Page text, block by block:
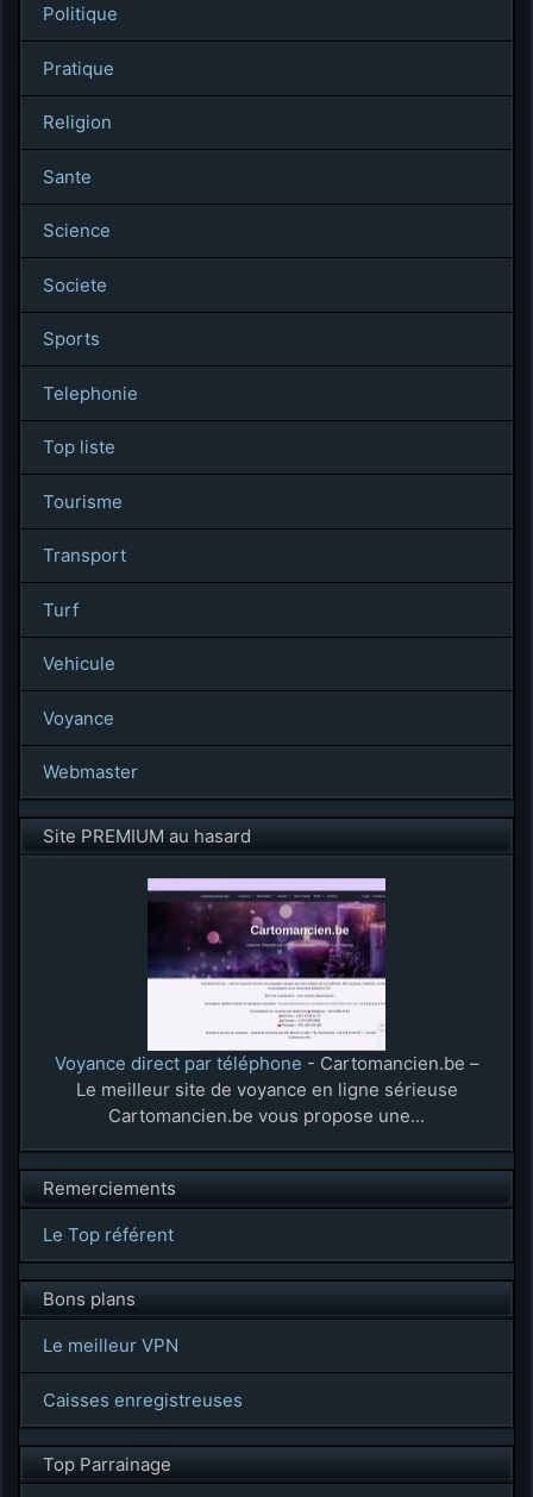
Politique
Pratique
Religion
Sante
Science
Societe
Sports
Telephonie
Top liste
Tourisme
Transport
Turf
Vehicule
Voyance
Webmaster
Site PREMIUM au hasard
Voyance direct par téléphone - Cartomancien.be –
Le meilleur site de voyance en ligne sérieuse
Cartomancien.be vous propose une...
Remerciements
Le Top référent
Bons plans
Le meilleur VPN
Caisses enregistreuses
Top Parrainage